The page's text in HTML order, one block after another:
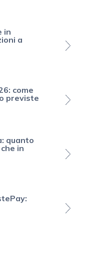
in
a
come
previste
quanto
in